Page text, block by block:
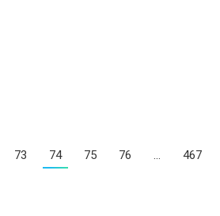
73 74 75 76 … 467